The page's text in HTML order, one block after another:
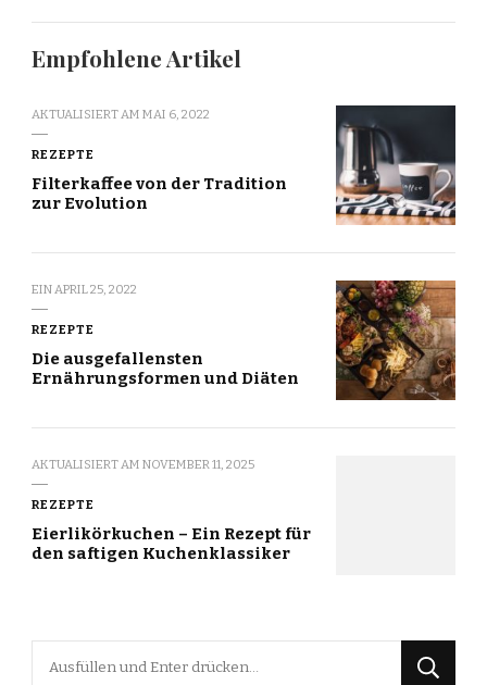
Empfohlene Artikel
AKTUALISIERT AM MAI 6, 2022
REZEPTE
Filterkaffee von der Tradition
zur Evolution
EINAPRIL 25, 2022
REZEPTE
Die ausgefallensten
Ernährungsformen und Diäten
AKTUALISIERT AM NOVEMBER 11, 2025
REZEPTE
Eierlikörkuchen – Ein Rezept für
den saftigen Kuchenklassiker
Suchst